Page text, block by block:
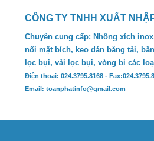
CÔNG TY TNHH XUẤT
Chuyên cung cấp: Nhông xích
nối mặt bích, keo dán băng tải,
lọc bụi, vải lọc bụi, vòng bi các
Điện thoại: 024.3795.8168 -
Email: toanphatinfo@gmail.com